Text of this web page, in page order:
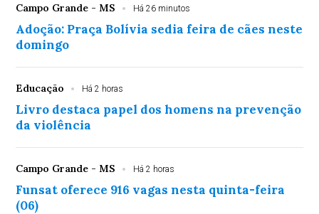
Campo Grande - MS Há 26 minutos
Adoção: Praça Bolívia sedia feira de cães neste
domingo
Educação Há 2 horas
Livro destaca papel dos homens na prevenção
da violência
Campo Grande - MS Há 2 horas
Funsat oferece 916 vagas nesta quinta-feira
(06)